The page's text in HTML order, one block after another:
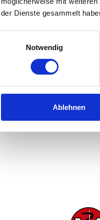
der Dienste gesammelt
Notwendig
Ablehnen
es
ihm